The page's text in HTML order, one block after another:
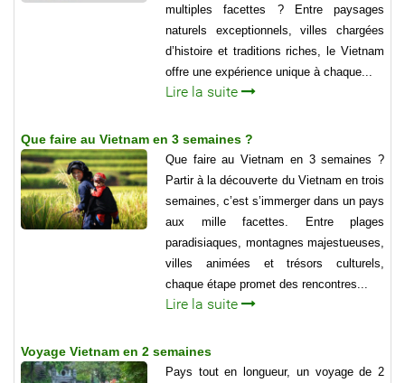
multiples facettes ? Entre paysages
naturels exceptionnels, villes chargées
d’histoire et traditions riches, le Vietnam
offre une expérience unique à chaque...
Lire la suite
Que faire au Vietnam en 3 semaines ?
Que faire au Vietnam en 3 semaines ?
Partir à la découverte du Vietnam en trois
semaines, c’est s’immerger dans un pays
aux mille facettes. Entre plages
paradisiaques, montagnes majestueuses,
villes animées et trésors culturels,
chaque étape promet des rencontres...
Lire la suite
Voyage Vietnam en 2 semaines
Pays tout en longueur, un voyage de 2